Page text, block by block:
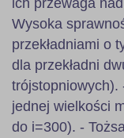
Wysoka
przekładniami o
dla przekładni
trójstopniowych).
jednej wielkości
do i=300). -